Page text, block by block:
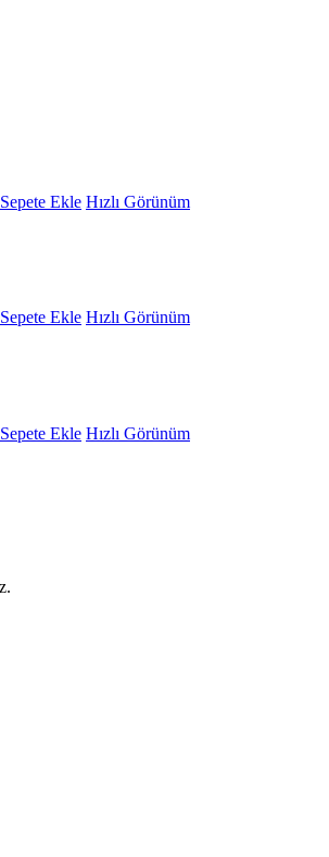
Sepete Ekle Hızlı Görünüm
Sepete Ekle Hızlı Görünüm
Sepete Ekle Hızlı Görünüm